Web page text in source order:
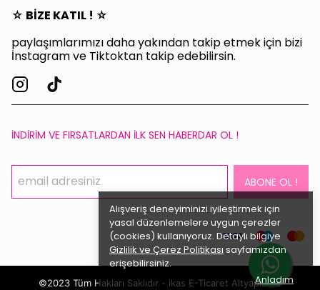
Alışveriş deneyiminizi iyileştirmek için
yasal düzenlemelere uygun çerezler
(cookies) kullanıyoruz. Detaylı bilgiye
Gizlilik ve Çerez Politikası sayfamızdan
erişebilirsiniz.
Anladım
☆ BİZE KATIL ! ☆
paylaşımlarımızı daha yakından takip etmek için bizi
İnstagram ve Tiktoktan takip edebilirsin.
İNDİRİM VE FIRSATLARDAN İLK SEN HABERDAR OL !
ABONE OL !
©2023 Tüm Hakları Saklıdır - ikas E-Ticaret Altyapısı ile